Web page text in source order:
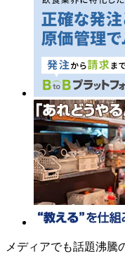
メディアでも話題沸騰